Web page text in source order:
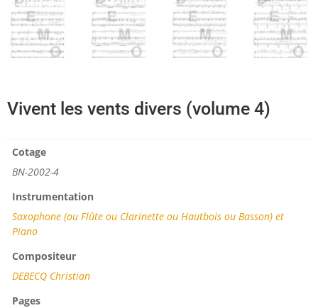
Vivent les vents divers (volume 4)
Cotage
BN-2002-4
Instrumentation
Saxophone (ou Flûte ou Clarinette ou Hautbois ou Basson) et
Piano
Compositeur
DEBECQ Christian
Pages